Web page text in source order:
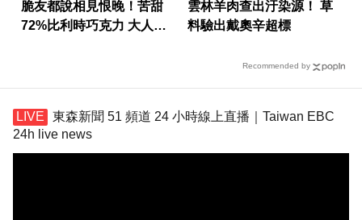
脆友都說相見恨晚！苦甜
72%比利時巧克力 大人味
雲林羊肉查出汙染源！ 草
料驗出戴奧辛超標
Recommended by
東森新聞 51 頻道 24 小時線上直播｜Taiwan EBC
24h live news